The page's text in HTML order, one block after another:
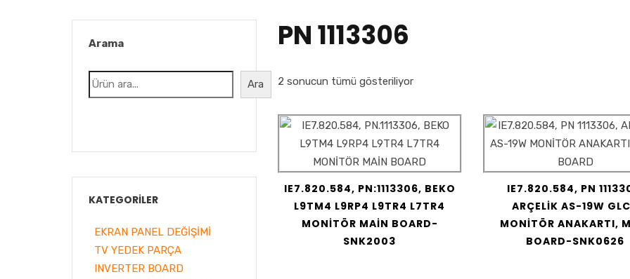
PN 1113306
2 sonucun tümü gösteriliyor
IE7.820.584, PN:1113306, BEKO
L9TM4 L9RP4 L9TR4 L7TR4
MONİTÖR MAİN BOARD-
SNK2003
IE7.820.584, PN
ARÇELİK AS-19W
MONİTÖR ANAKARTI,
BOARD-SNK0626
Arama
Ara
KATEGORILER
EKRAN PANEL DEĞİŞİMİ
TV YEDEK PARÇA
INVERTER BOARD